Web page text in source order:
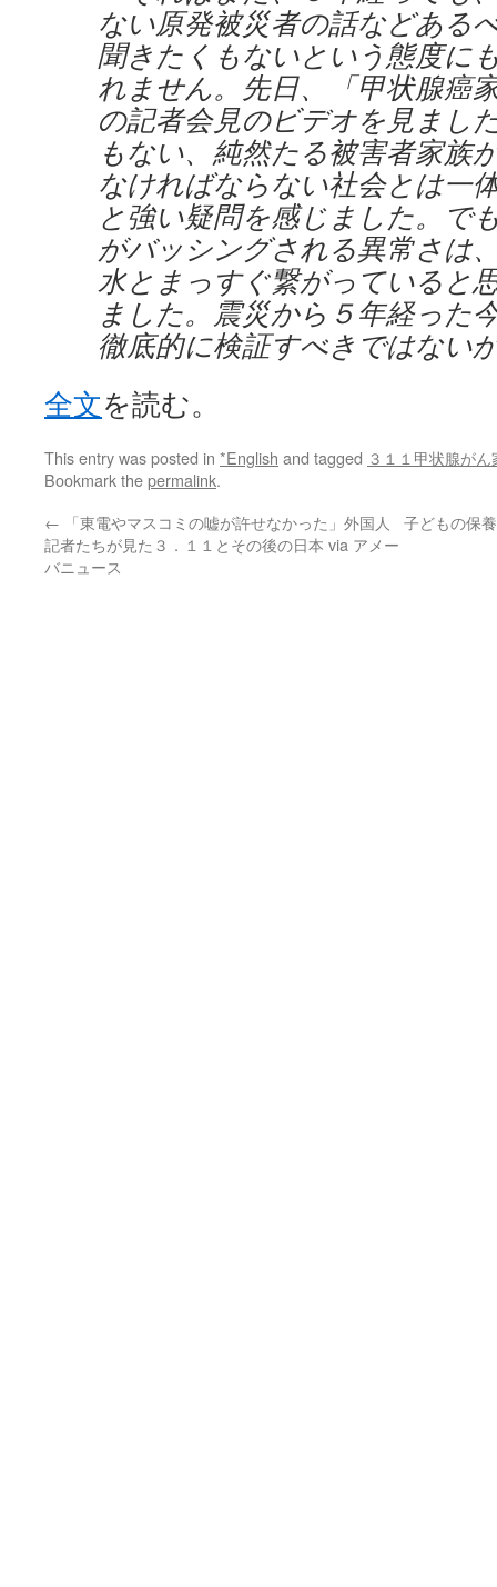
ない原発被災者の話などある
聞きたくもないという態度に
れません。先日、「甲状腺癌
の記者会見のビデオを見まし
もない、純然たる被害者家族
なければならない社会とは一
と強い疑問を感じました。で
がバッシングされる異常さは
水とまっすぐ繋がっていると
ました。震災から５年経った
徹底的に検証すべきではない
全文を読む。
This entry was posted in *English and tagged ３１１甲状腺が
Bookmark thepermalink.
← 「東電やマスコミの嘘が許せなかった」外国人
記者たちが見た３．１１とその後の日本 via アメー
バニュース
子どもの保